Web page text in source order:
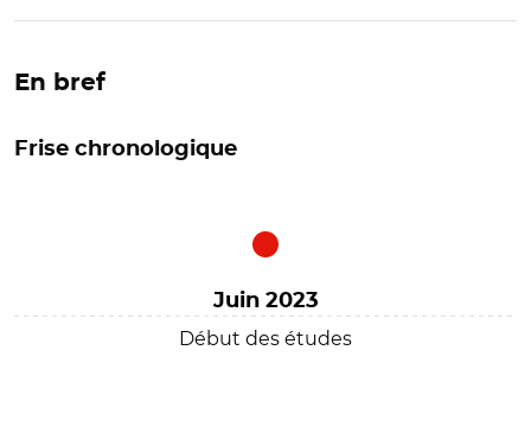
En bref
Frise chronologique
Juin 2023
Début des études